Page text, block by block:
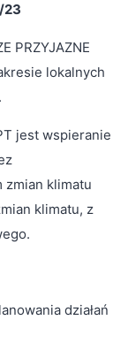
23
PRZYJAZNE
lokalnych
jest wspieranie
zmian klimatu
klimatu, z
działań